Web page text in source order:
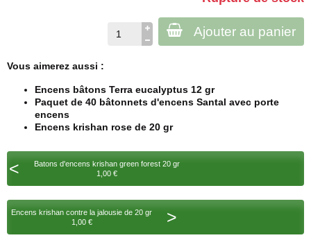
Ajouter au panier
Vous aimerez aussi :
Encens bâtons Terra eucalyptus 12 gr
Paquet de 40 bâtonnets d'encens Santal avec porte
encens
Encens krishan rose de 20 gr
<
Batons d'encens krishan green forest 20 gr
1,00 €
Encens krishan contre la jalousie de 20 gr
1,00 €
>